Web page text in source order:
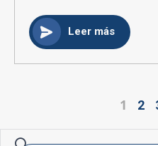
Leer más
1 2